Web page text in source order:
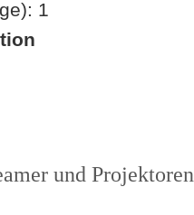
1
und Projektoren